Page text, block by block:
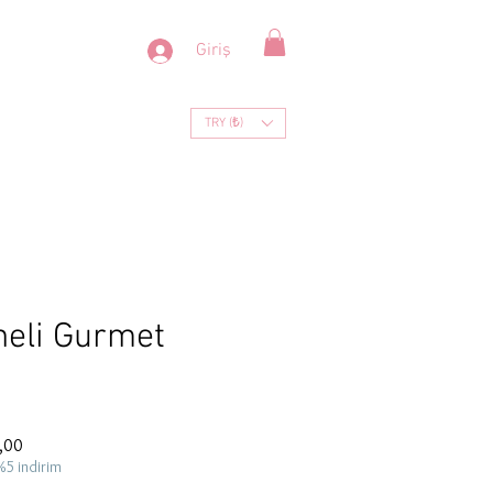
Giriş
TRY (₺)
Gurmet
Fiyat
indirim